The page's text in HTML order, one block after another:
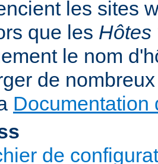
les sites
que les Hôtes
le nom
de
Documentation
de